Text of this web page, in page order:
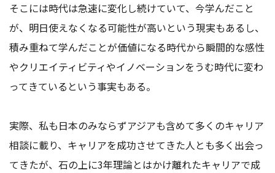
そこには時代は急速に変化し続けていて、今学んだこと
が、明日使えなくなる可能性が高いという現実もあるし、
積み重ねて学んだことが価値になる時代から瞬間的な感性
やクリエイティビティやイノベーションをうむ時代に変わ
ってきているという事実もある。
実際、私も日本のみならずアジアも含めて多くのキャリア
相談に載り、キャリアを成功させてきた人とも多く出会っ
てきたが、石の上に3年理論とはかけ離れたキャリアで成